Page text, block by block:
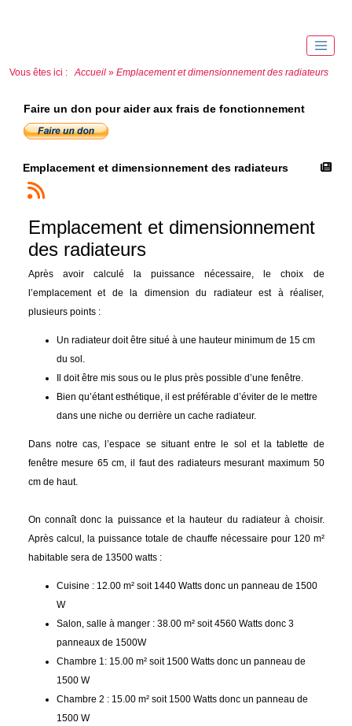
Vous êtes ici : Accueil » Emplacement et dimensionnement des radiateurs
Faire un don pour aider aux frais de fonctionnement
Emplacement et dimensionnement des radiateurs
Emplacement et dimensionnement
des radiateurs
Après avoir calculé la puissance nécessaire, le choix de
l’emplacement et de la dimension du radiateur est à réaliser,
plusieurs points :
Un radiateur doit être situé à une hauteur minimum de 15 cm
du sol.
Il doit être mis sous ou le plus près possible d’une fenêtre.
Bien qu’étant esthétique, il est préférable d’éviter de le mettre
dans une niche ou derrière un cache radiateur.
Dans notre cas, l’espace se situant entre le sol et la tablette de
fenêtre mesure 65 cm, il faut des radiateurs mesurant maximum 50
cm de haut.
On connaît donc la puissance et la hauteur du radiateur à choisir.
Après calcul, la puissance totale de chauffe nécessaire pour 120 m²
habitable sera de 13500 watts :
Cuisine : 12.00 m² soit 1440 Watts donc un panneau de 1500
W
Salon, salle à manger : 38.00 m² soit 4560 Watts donc 3
panneaux de 1500W
Chambre 1: 15.00 m² soit 1500 Watts donc un panneau de
1500 W
Chambre 2 : 15.00 m² soit 1500 Watts donc un panneau de
1500 W